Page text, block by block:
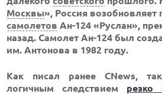
Москвы», Россия возобновляет
самолетов Ан-124 «Руслан»,
назад. Самолет Ан-124 был
им. Антонова в 1982 году.
Как писал ранее CNews,
логичным следствием резко